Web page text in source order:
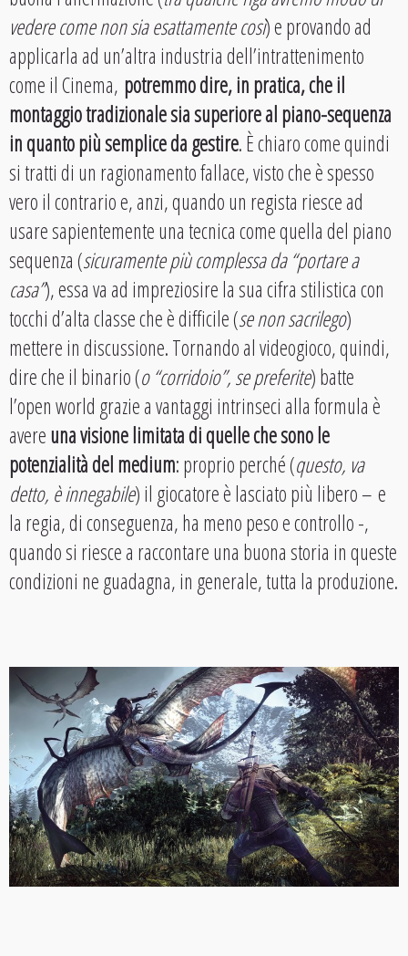
vedere come non sia esattamente così) e provando ad
applicarla ad un’altra industria dell’intrattenimento
come il Cinema, potremmo dire, in pratica, che il
montaggio tradizionale sia superiore al piano-sequenza
in quanto più semplice da gestire. È chiaro come quindi
si tratti di un ragionamento fallace, visto che è spesso
vero il contrario e, anzi, quando un regista riesce ad
usare sapientemente una tecnica come quella del piano
sequenza (sicuramente più complessa da “portare a
casa”), essa va ad impreziosire la sua cifra stilistica con
tocchi d’alta classe che è difficile (se non sacrilego)
mettere in discussione. Tornando al videogioco, quindi,
dire che il binario (o “corridoio”, se preferite) batte
l’open world grazie a vantaggi intrinseci alla formula è
avereuna visione limitata di quelle che sono le
potenzialità del medium: proprio perché (questo, va
detto, è innegabile) il giocatore è lasciato più libero – e
la regia, di conseguenza, ha meno peso e controllo -,
quando si riesce a raccontare una buona storia in queste
condizioni ne guadagna, in generale, tutta la produzione.